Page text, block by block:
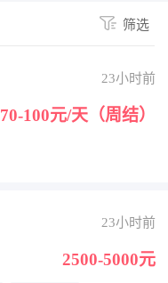
筛选
23小时前
70-100元/天（周结）
23小时前
2500-5000元